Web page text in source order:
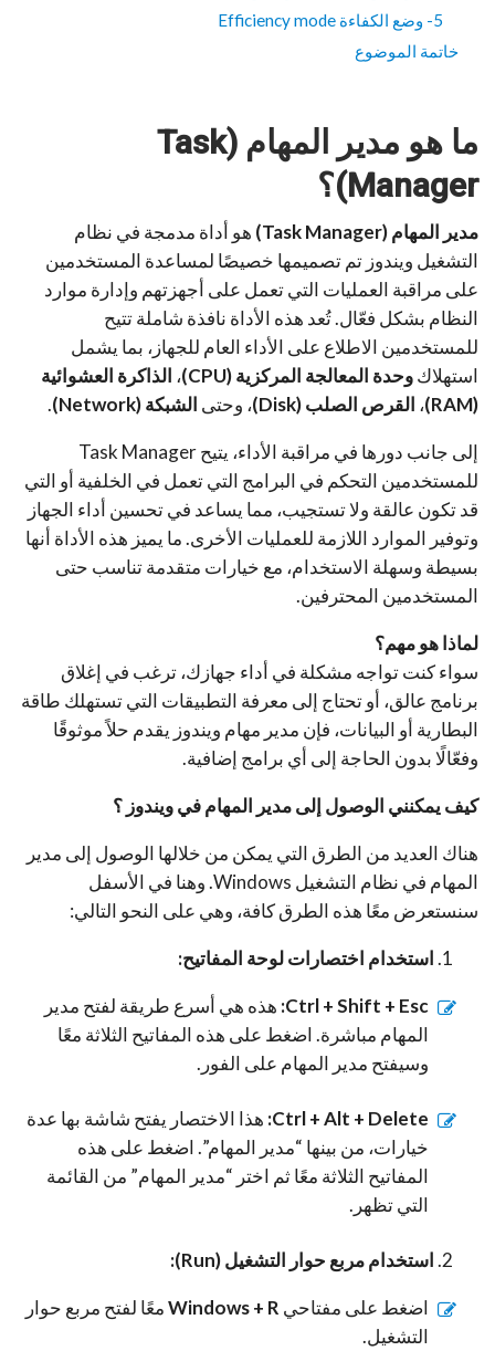
5- وضع الكفاءة Efficiency mode
خاتمة الموضوع
ما هو مدير المهام (Task
Manager)؟
مدير المهام (Task Manager)
هو أداة مدمجة في نظام
التشغيل ويندوز تم تصميمها خصيصًا لمساعدة المستخدمين
على مراقبة العمليات التي تعمل على أجهزتهم وإدارة موارد
النظام بشكل فعّال. تُعد هذه الأداة نافذة شاملة تتيح
للمستخدمين الاطلاع على الأداء العام للجهاز، بما يشمل
استهلاكوحدة المعالجة المركزية (CPU) ، الذاكرة العشوائية
(RAM)
، القرص الصلب (Disk) ، وحتى الشبكة (Network) .
إلى جانب دورها في مراقبة الأداء، يتيحTask Manager
للمستخدمين التحكم في البرامج التي تعمل في الخلفية أو التي
قد تكون عالقة ولا تستجيب، مما يساعد في تحسين أداء الجهاز
وتوفير الموارد اللازمة للعمليات الأخرى. ما يميز هذه الأداة أنها
بسيطة وسهلة الاستخدام، مع خيارات متقدمة تناسب حتى
المستخدمين المحترفين.
لماذا هو مهم؟
سواء كنت تواجه مشكلة في أداء جهازك، ترغب في إغلاق
برنامج عالق، أو تحتاج إلى معرفة التطبيقات التي تستهلك طاقة
البطارية أو البيانات، فإن مدير مهام ويندوز يقدم حلاً موثوقًا
وفعّالًا بدون الحاجة إلى أي برامج إضافية.
كيف يمكنني الوصول إلى مدير المهام في ويندوز ؟
هناك العديد من الطرق التي يمكن من خلالها الوصول إلى مدير
المهام في نظام التشغيل Windows. وهنا في الأسفل
سنستعرض معًا هذه الطرق كافة، وهي على النحو التالي:
استخدام اختصارات لوحة المفاتيح:
Ctrl + Shift + Esc: هذه هي أسرع طريقة لفتح مدير
المهام مباشرة. اضغط على هذه المفاتيح الثلاثة معًا
وسيفتح مدير المهام على الفور.
Ctrl + Alt + Delete: هذا الاختصار يفتح شاشة بها عدة
خيارات، من بينها “مدير المهام”. اضغط على هذه
المفاتيح الثلاثة معًا ثم اختر “مدير المهام” من القائمة
التي تظهر.
استخدام مربع حوار التشغيل (Run):
اضغط على مفتاحي Windows + Rمعًا لفتح مربع حوار
التشغيل.